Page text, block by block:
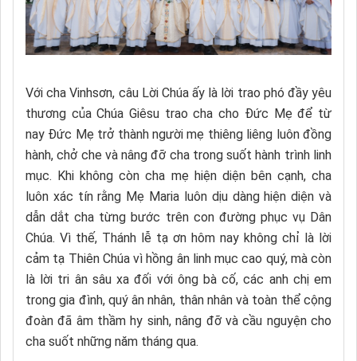
Với cha Vinhsơn, câu Lời Chúa ấy là lời trao phó đầy yêu
thương của Chúa Giêsu trao cha cho Đức Mẹ để từ
nay Đức Mẹ trở thành người mẹ thiêng liêng luôn đồng
hành, chở che và nâng đỡ cha trong suốt hành trình linh
mục. Khi không còn cha mẹ hiện diện bên cạnh, cha
luôn xác tín rằng Mẹ Maria luôn dịu dàng hiện diện và
dẫn dắt cha từng bước trên con đường phục vụ Dân
Chúa. Vì thế, Thánh lễ tạ ơn hôm nay không chỉ là lời
cảm tạ Thiên Chúa vì hồng ân linh mục cao quý, mà còn
là lời tri ân sâu xa đối với ông bà cố, các anh chị em
trong gia đình, quý ân nhân, thân nhân và toàn thể cộng
đoàn đã âm thầm hy sinh, nâng đỡ và cầu nguyện cho
cha suốt những năm tháng qua.